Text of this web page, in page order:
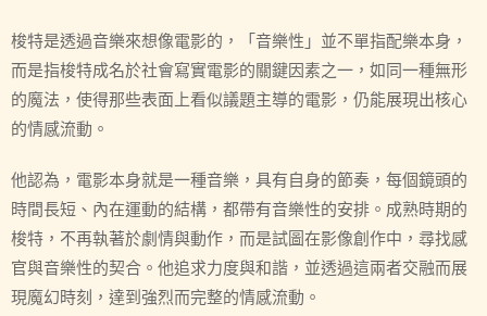
梭特是透過音樂來想像電影的，「音樂性」並不單指配樂本身，
而是指梭特成名於社會寫實電影的關鍵因素之一，如同一種無形
的魔法，使得那些表面上看似議題主導的電影，仍能展現出核心
的情感流動。
他認為，電影本身就是一種音樂，具有自身的節奏，每個鏡頭的
時間長短、內在運動的結構，都帶有音樂性的安排。成熟時期的
梭特，不再執著於劇情與動作，而是試圖在影像創作中，尋找感
官與音樂性的契合。他追求力度與和諧，並透過這兩者交融而展
現魔幻時刻，達到強烈而完整的情感流動。